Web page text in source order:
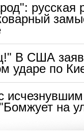
русская
В США
ударе по
на